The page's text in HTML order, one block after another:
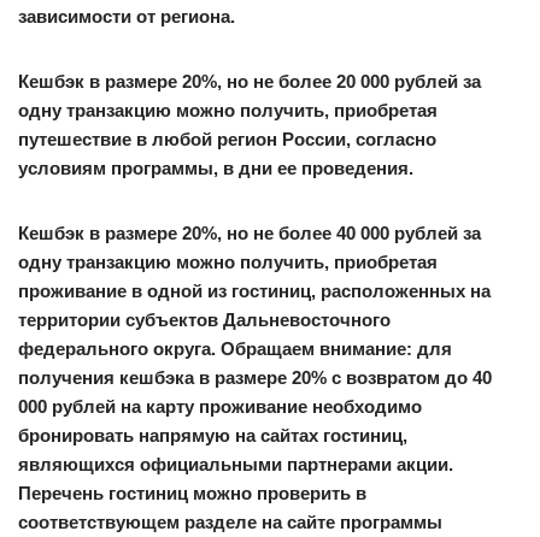
зависимости от региона.
Кешбэк в размере 20%, но не более 20 000 рублей за
одну транзакцию можно получить, приобретая
путешествие в любой регион России, согласно
условиям программы, в дни ее проведения.
Кешбэк в размере 20%, но не более 40 000 рублей за
одну транзакцию можно получить, приобретая
проживание в одной из гостиниц, расположенных на
территории субъектов Дальневосточного
федерального округа. Обращаем внимание: для
получения кешбэка в размере 20% с возвратом до 40
000 рублей на карту проживание необходимо
бронировать напрямую на сайтах гостиниц,
являющихся официальными партнерами акции.
Перечень гостиниц можно проверить в
соответствующем разделе на сайте программы